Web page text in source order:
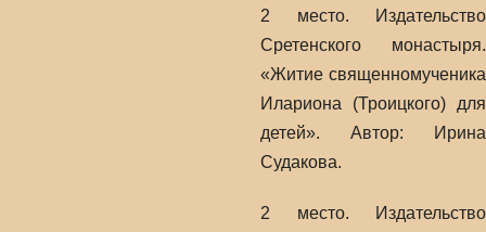
2 место. Издательство
Сретенского монастыря.
«Житие священномученика
Илариона (Троицкого) для
детей». Автор: Ирина
Судакова.
2 место. Издательство